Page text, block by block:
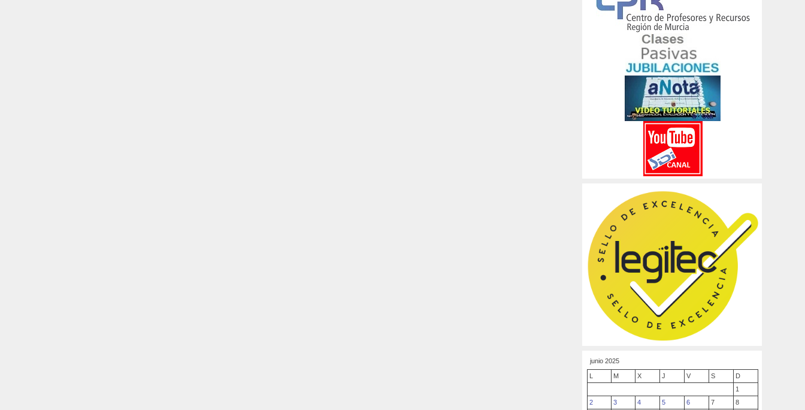
junio 2025
L M X J V S
D
1
2
3 4 5 6 7 8